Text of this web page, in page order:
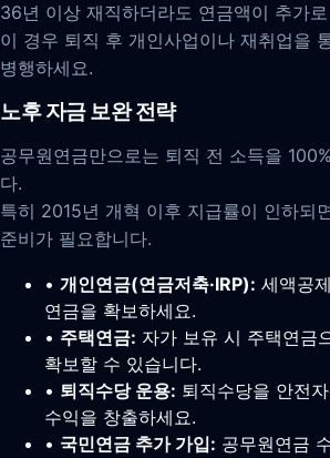
36년 이상 재직하더라도 연금액이 추가
이 경우 퇴직 후 개인사업이나 재취업을
병행하세요.
노후 자금 보완 전략
공무원연금만으로는 퇴직 전 소득을
다.
특히 2015년 개혁 이후 지급률이 인하되
준비가 필요합니다.
• 개인연금(연금저축·IRP): 세액공
연금을 확보하세요.
• 주택연금: 자가 보유 시 주택연금
확보할 수 있습니다.
• 퇴직수당 운용: 퇴직수당을 안전
수익을 창출하세요.
• 국민연금 추가 가입: 공무원연금